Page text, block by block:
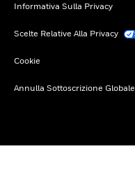
Informativa Sulla Privacy
Scelte Relative Alla Privacy
Cookie
Annulla Sottoscrizione Globale